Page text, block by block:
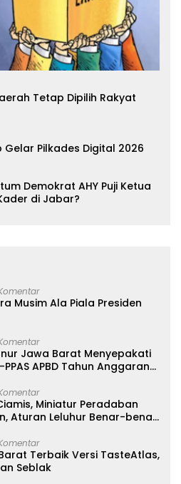
Tetap Dipilih Rakyat
Gelar Pilkades Digital 2026
Demokrat AHY Puji Ketua
di Jabar?
Musim Ala Piala Presiden
Jawa Barat Menyepakati
APBD Tahun Anggaran
Miniatur Peradaban
Aturan Leluhur Benar-benar
Terbaik Versi TasteAtlas,
Seblak